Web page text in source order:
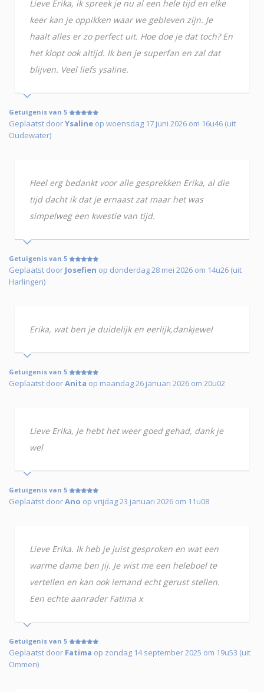
Lieve Erika, ik spreek je nu al een hele tijd en elke
keer kan je oppikken waar we gebleven zijn. Je
haalt alles er zo perfect uit. Hoe doe je dat toch? En
het klopt ook altijd. Ik ben je superfan en zal dat
blijven. Veel liefs ysaline.
Getuigenis van 5
Geplaatst doorYsaline op woensdag 17 juni 2026 om 16u46 (uit
Oudewater)
Heel erg bedankt voor alle gesprekken Erika, al die
tijd dacht ik dat je ernaast zat maar het was
simpelweg een kwestie van tijd.
Getuigenis van 5
Geplaatst door Josefien op donderdag 28 mei 2026 om 14u26 (uit
Harlingen)
Erika, wat ben je duidelijk en eerlijk,dankjewel
Getuigenis van 5
Geplaatst doorAnita op maandag 26 januari 2026 om 20u02
Lieve Erika, Je hebt het weer goed gehad, dank je
wel
Getuigenis van 5
Geplaatst doorAno op vrijdag 23 januari 2026 om 11u08
Lieve Erika. Ik heb je juist gesproken en wat een
warme dame ben jij. Je wist me een heleboel te
vertellen en kan ook iemand echt gerust stellen.
Een echte aanrader Fatima x
Getuigenis van 5
Geplaatst door Fatima op zondag 14 september 2025 om 19u53 (uit
Ommen)